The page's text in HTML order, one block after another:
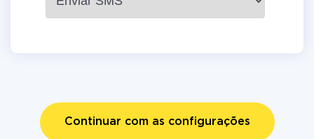
Continuar com as configurações